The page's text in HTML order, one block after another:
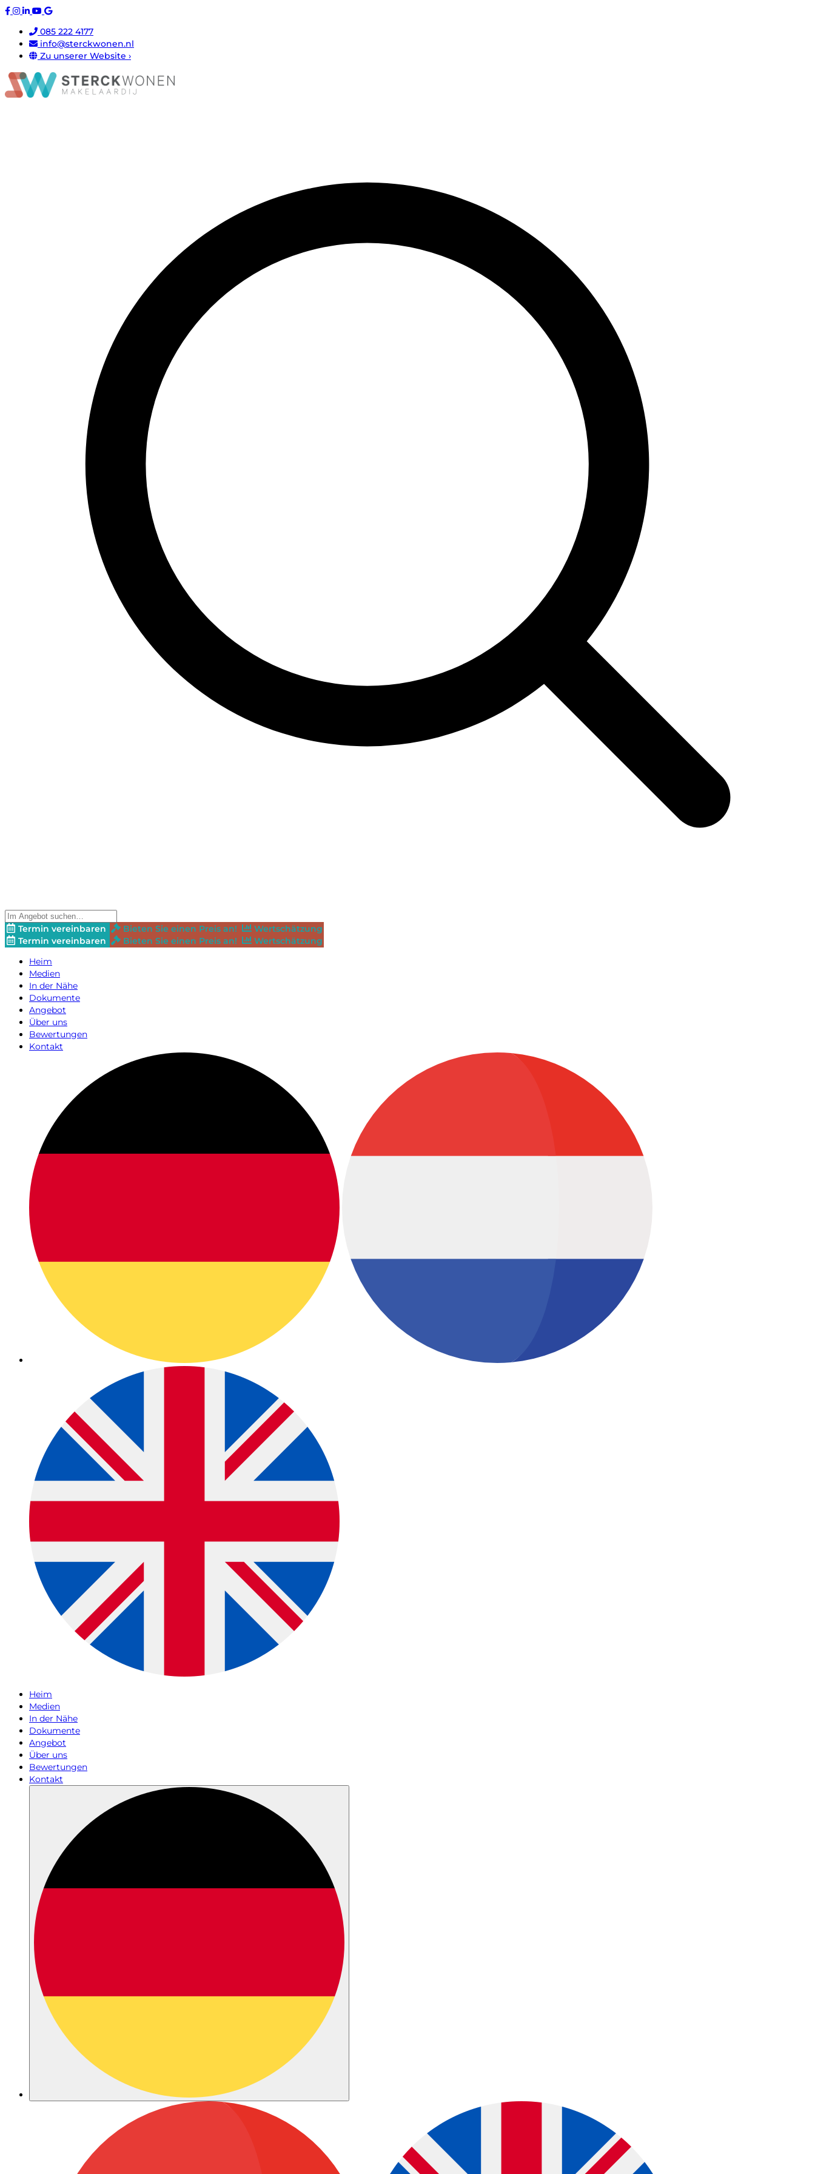
085 222 4177
info@sterckwonen.nl
Zu unserer Website ›
Termin vereinbaren Bieten Sie einen Preis an!
Wertschätzung
Termin vereinbaren
Bieten Sie einen Preis an!
Wertschätzung
Heim
Medien
In der Nähe
Dokumente
Angebot
Über uns
Bewertungen
Kontakt
Heim
Medien
In der Nähe
Dokumente
Angebot
Über uns
Bewertungen
Kontakt